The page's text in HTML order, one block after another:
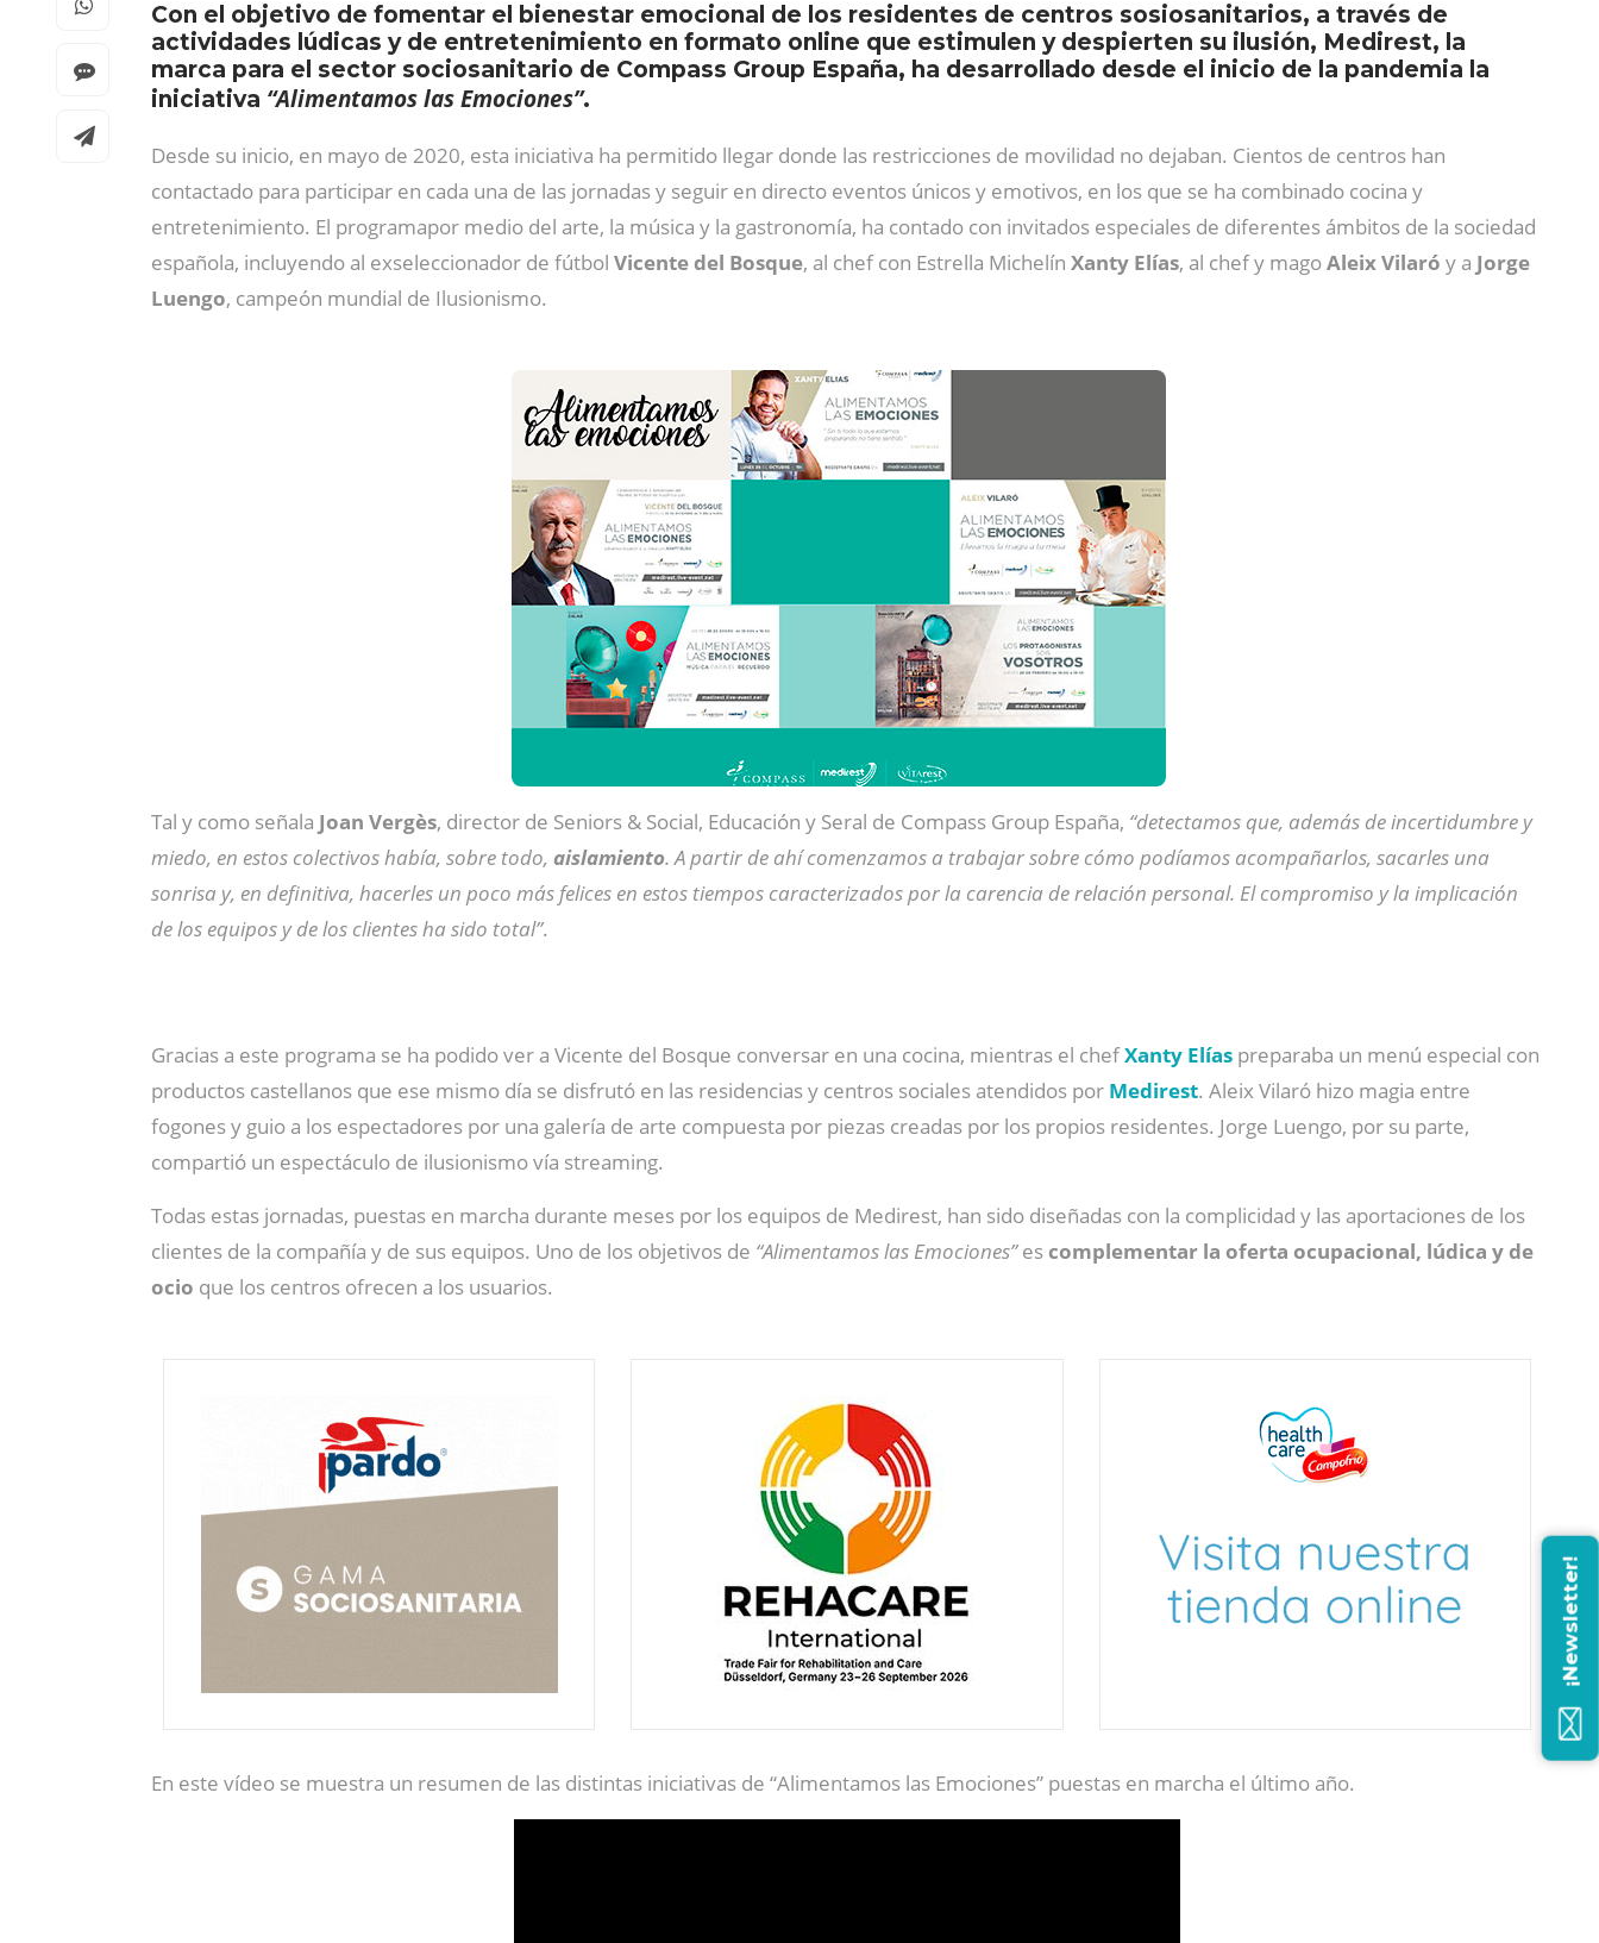
Con el objetivo de fomentar el bienestar emocional de los residentes de centros sosiosanitarios, a través de
actividades lúdicas y de entretenimiento en formato online que estimulen y despierten su ilusión, Medirest, la
marca para el sector sociosanitario de Compass Group España, ha desarrollado desde el inicio de la pandemia la
iniciativa “Alimentamos las Emociones”.
Desde su inicio, en mayo de 2020, esta iniciativa ha permitido llegar donde las restricciones de movilidad no dejaban. Cientos de centros han
contactado para participar en cada una de las jornadas y seguir en directo eventos únicos y emotivos, en los que se ha combinado cocina y
entretenimiento. El programapor medio del arte, la música y la gastronomía, ha contado con invitados especiales de diferentes ámbitos de la sociedad
española, incluyendo al exseleccionador de fútbol Vicente del Bosque, al chef con Estrella Michelín Xanty Elías, al chef y magoAleix Vilaró y a Jorge
Luengo, campeón mundial de Ilusionismo.
Tal y como señala Joan Vergès, director de Seniors & Social, Educación y Seral de Compass Group España, “detectamos que, además de incertidumbre y
miedo, en estos colectivos había, sobre todo, aislamiento. A partir de ahí comenzamos a trabajar sobre cómo podíamos acompañarlos, sacarles una
sonrisa y, en definitiva, hacerles un poco más felices en estos tiempos caracterizados por la carencia de relación personal. El compromiso y la implicación
de los equipos y de los clientes ha sido total”.
Gracias a este programa se ha podido ver a Vicente del Bosque conversar en una cocina, mientras el chefXanty Elías preparaba un menú especial con
productos castellanos que ese mismo día se disfrutó en las residencias y centros sociales atendidos por Medirest. Aleix Vilaró hizo magia entre
fogones y guio a los espectadores por una galería de arte compuesta por piezas creadas por los propios residentes. Jorge Luengo, por su parte,
compartió un espectáculo de ilusionismo vía streaming.
Todas estas jornadas, puestas en marcha durante meses por los equipos de Medirest, han sido diseñadas con la complicidad y las aportaciones de los
clientes de la compañía y de sus equipos. Uno de los objetivos de “Alimentamos las Emociones”escomplementar la oferta ocupacional, lúdica y de
ocio que los centros ofrecen a los usuarios.
En este vídeo se muestra un resumen de las distintas iniciativas de “Alimentamos las Emociones” puestas en marcha el último año.
¡Newsletter!